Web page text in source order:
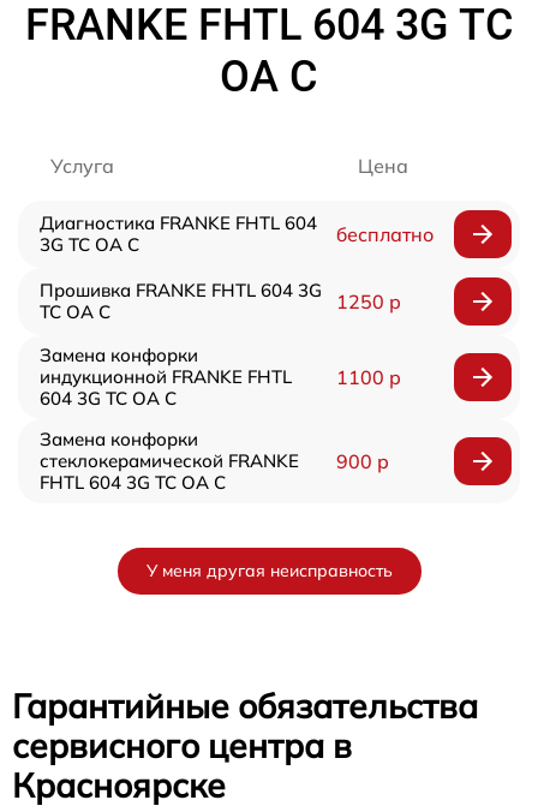
FRANKE FHTL 604 3G TC
OA C
Услуга Цена
Диагностика FRANKE FHTL 604
3G TC OA C
бесплатно
Прошивка FRANKE FHTL 604 3G
TC OA C
1250 р
Замена конфорки
индукционной FRANKE FHTL
604 3G TC OA C
1100 р
Замена конфорки
стеклокерамической FRANKE
FHTL 604 3G TC OA C
900 р
У меня другая неисправность
Гарантийные обязательства
сервисного центра в
Красноярске